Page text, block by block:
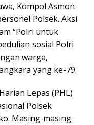
Kompol Asmon
Polsek. Aksi
“Polri untuk
sosial Polri
warga,
yang ke-79.
Lepas (PHL)
Polsek
Masing-masing